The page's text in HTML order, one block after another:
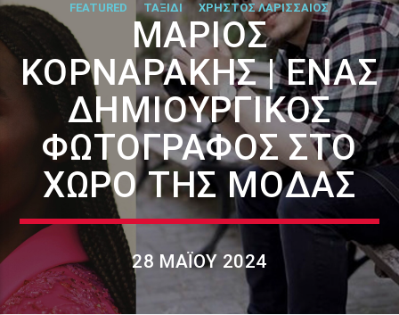
FEATURED ΤΑΞΙΔΙ ΧΡΗΣΤΟΣ ΛΑΡΙΣΣΑΙΟΣ
ΜΆΡΙΟΣ
ΚΟΡΝΑΡΆΚΗΣ | ΈΝΑΣ
ΔΗΜΙΟΥΡΓΙΚΌΣ
ΦΩΤΟΓΡΆΦΟΣ ΣΤΟ
ΧΏΡΟ ΤΗΣ ΜΌΔΑΣ
28 ΜΑΪ́ΟΥ 2024